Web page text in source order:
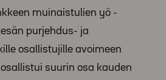
muinaistulien yö -
purjehdus- ja
osallistujille avoimeen
suurin osa kauden